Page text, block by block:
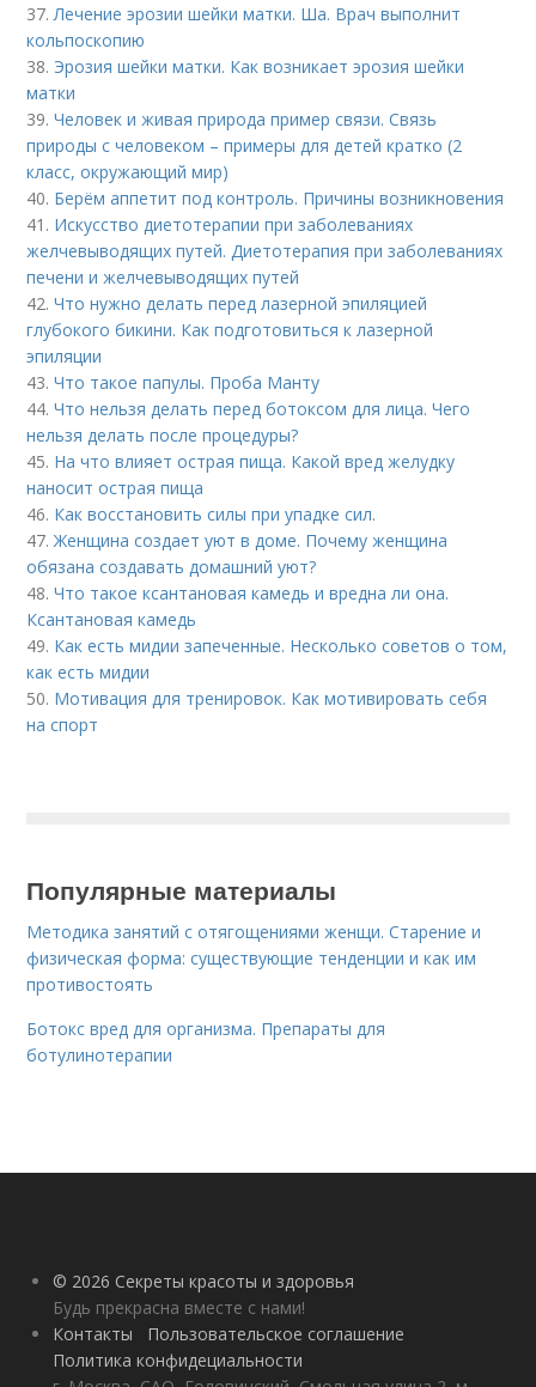
37.Лечение эрозии шейки матки. Ша. Врач выполнит
кольпоскопию
38. Эрозия шейки матки. Как возникает эрозия шейки
матки
39.Человек и живая природа пример связи. Связь
природы с человеком – примеры для детей кратко (2
класс, окружающий мир)
40. Берём аппетит под контроль. Причины возникновения
41. Искусство диетотерапии при заболеваниях
желчевыводящих путей. Диетотерапия при заболеваниях
печени и желчевыводящих путей
42.Что нужно делать перед лазерной эпиляцией
глубокого бикини. Как подготовиться к лазерной
эпиляции
43.Что такое папулы. Проба Манту
44.Что нельзя делать перед ботоксом для лица. Чего
нельзя делать после процедуры?
45. На что влияет острая пища. Какой вред желудку
наносит острая пища
46. Как восстановить силы при упадке сил.
47.Женщина создает уют в доме. Почему женщина
обязана создавать домашний уют?
48.Что такое ксантановая камедь и вредна ли она.
Ксантановая камедь
49. Как есть мидии запеченные. Несколько советов о том,
как есть мидии
50. Мотивация для тренировок. Как мотивировать себя
на спорт
Популярные материалы
Методика занятий с отягощениями женщи. Старение и
физическая форма: существующие тенденции и как им
противостоять
Ботокс вред для организма. Препараты для
ботулинотерапии
© 2026 Секреты красоты и здоровья
Будь прекрасна вместе с нами!
Контакты
Пользовательское соглашение
Политика конфидециальности